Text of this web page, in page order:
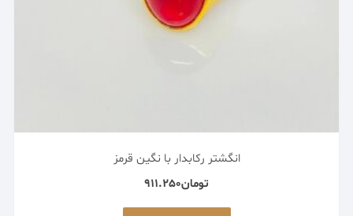
انگشتر رکابدار با نگین قرمز
تومان911.250